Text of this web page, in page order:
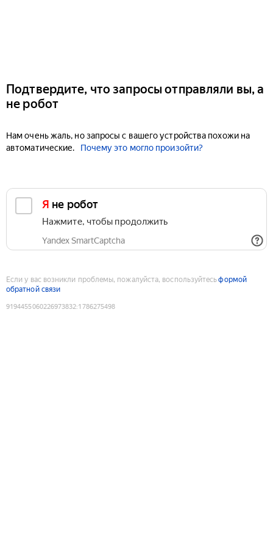
Подтвердите, что запросы отправляли вы, а
не робот
Нам очень жаль, но запросы с вашего устройства похожи на
автоматические.
Почему это могло произойти?
Я не робот
Нажмите, чтобы продолжить
Yandex SmartCaptcha
Если у вас возникли проблемы, пожалуйста, воспользуйтесьформой
обратной связи
9194455060226973832:1786275498